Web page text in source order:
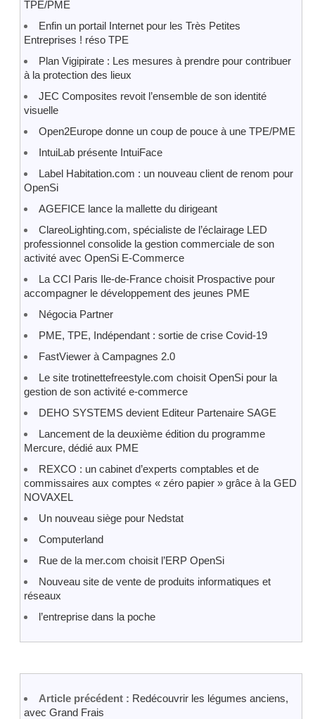
TPE/PME
Enfin un portail Internet pour les Très Petites
Entreprises ! réso TPE
Plan Vigipirate : Les mesures à prendre pour contribuer
à la protection des lieux
JEC Composites revoit l’ensemble de son identité
visuelle
Open2Europe donne un coup de pouce à une TPE/PME
IntuiLab présente IntuiFace
Label Habitation.com : un nouveau client de renom pour
OpenSi
AGEFICE lance la mallette du dirigeant
ClareoLighting.com, spécialiste de l’éclairage LED
professionnel consolide la gestion commerciale de son
activité avec OpenSi E-Commerce
La CCI Paris Ile-de-France choisit Prospactive pour
accompagner le développement des jeunes PME
Négocia Partner
PME, TPE, Indépendant : sortie de crise Covid-19
FastViewer à Campagnes 2.0
Le site trotinettefreestyle.com choisit OpenSi pour la
gestion de son activité e-commerce
DEHO SYSTEMS devient Editeur Partenaire SAGE
Lancement de la deuxième édition du programme
Mercure, dédié aux PME
REXCO : un cabinet d’experts comptables et de
commissaires aux comptes « zéro papier » grâce à la GED
NOVAXEL
Un nouveau siège pour Nedstat
Computerland
Rue de la mer.com choisit l’ERP OpenSi
Nouveau site de vente de produits informatiques et
réseaux
l’entreprise dans la poche
Article précédent : Redécouvrir les légumes anciens,
avec Grand Frais